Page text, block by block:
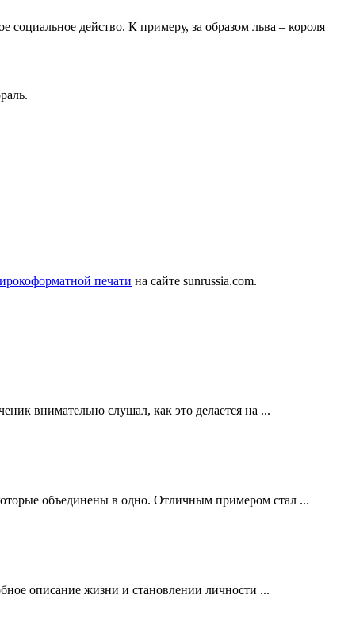
действо. К примеру, за образом льва – короля
печати на сайте sunrussia.com.
внимательно слушал, как это делается на ...
объединены в одно. Отличным примером стал ...
описание жизни и становлении личности ...